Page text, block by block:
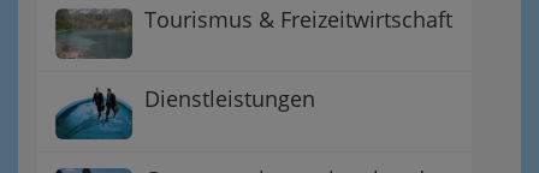
Tourismus & Freizeitwirtschaft
Dienstleistungen